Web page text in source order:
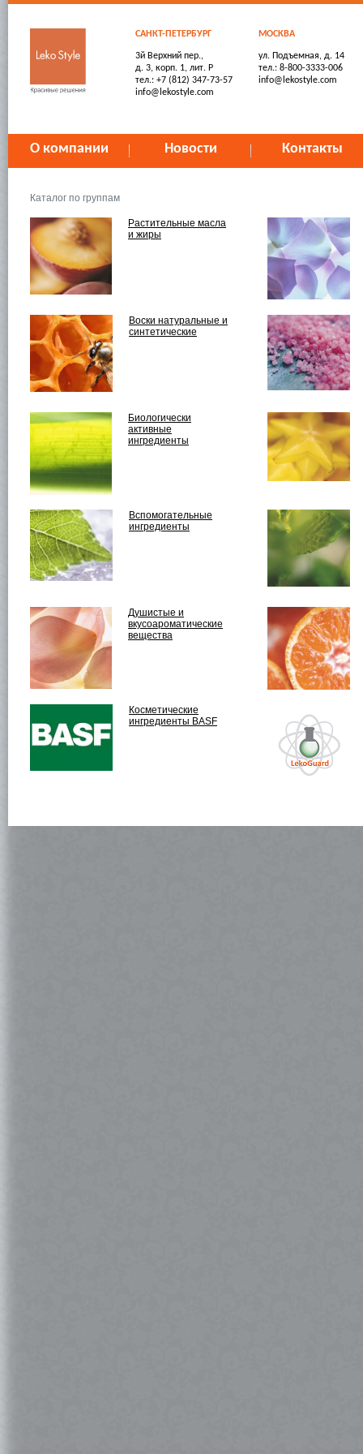
САНКТ-ПЕТЕРБУРГ
3й Верхний пер.,
д. 3, корп. 1, лит. Р
тел.: +7 (812) 347-73-57
info@lekostyle.com
МОСКВА
ул. Подъемная, д. 14
тел.: 8-800-3333-006
info@lekostyle.com
О компании Новости Контакты
Каталог по группам
Растительные масла
и жиры
Воски натуральные и
синтетические
Биологически
активные
ингредиенты
Вспомогательные
ингредиенты
Душистые и
вкусоароматические
вещества
Косметические
ингредиенты BASF